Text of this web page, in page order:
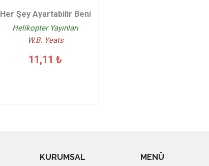
Her Şey Ayartabilir Beni
Helikopter Yayınları
W.B. Yeats
11,11 ₺
KURUMSAL MENÜ